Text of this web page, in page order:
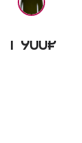
1 900₽